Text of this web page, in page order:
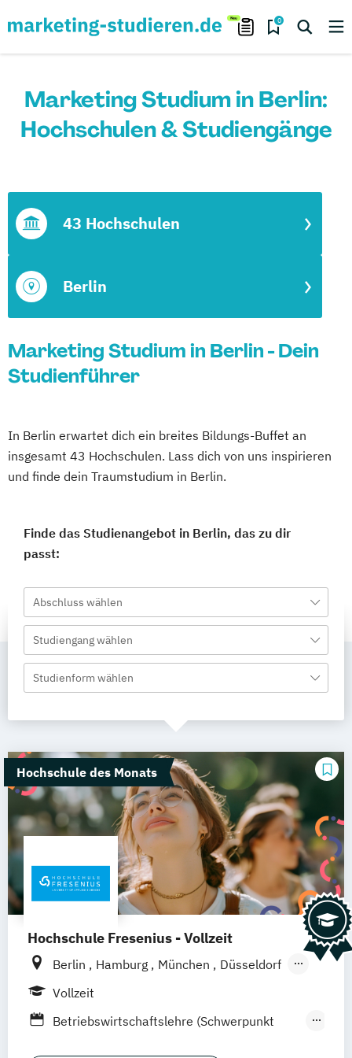
0
Marketing Studium in Berlin:
Hochschulen & Studiengänge
Berlin
43 Hochschulen
Marketing Studium in Berlin - Dein
Studienführer
In Berlin erwartet dich ein breites Bildungs-Buffet an
insgesamt 43 Hochschulen. Lass dich von uns inspirieren
und finde dein Traumstudium in Berlin.
Finde das Studienangebot in Berlin, das zu dir
passt:
Abschluss wählen
Studiengang wählen
Studienform wählen
Hochschule des Monats
Hochschule Fresenius - Vollzeit
Berlin Hamburg München
Düsseldorf
Idstein
Braunschweig Erfurt
Vollzeit
Betriebswirtschaftslehre (Schwerpunkt